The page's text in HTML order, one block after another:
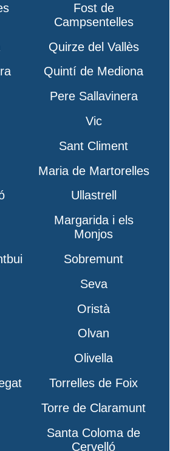
Fost de
Campsentelles
Quirze del Vallès
Quintí de Mediona
Pere Sallavinera
Vic
Sant Climent
Maria de Martorelles
Ullastrell
Margarida i els
Monjos
Sobremunt
Seva
Oristà
Olvan
Olivella
Torrelles de Foix
Torre de Claramunt
Santa Coloma de
Cervelló